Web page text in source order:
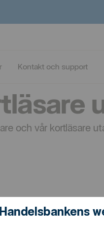
Kontakt och support
och vår kortläsare